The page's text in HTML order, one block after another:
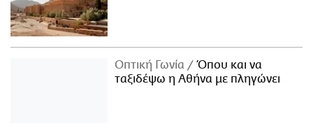
Οπτική Γωνία
Όπου και να
ταξιδέψω η Αθήνα με πληγώνει